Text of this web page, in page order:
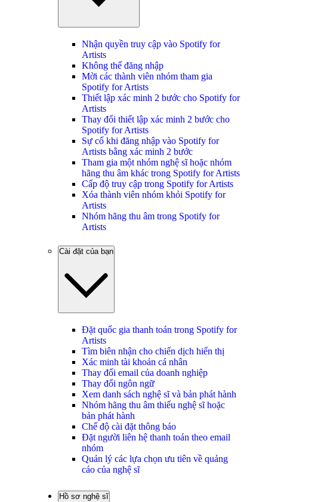
Nhận quyền truy cập vào Spotify for
Artists
Không thể đăng nhập
Mời các thành viên nhóm tham gia
Spotify for Artists
Thiết lập xác minh 2 bước cho Spotify for
Artists
Thay đổi thiết lập xác minh 2 bước cho
Spotify for Artists
Sự cố khi đăng nhập vào Spotify for
Artists bằng xác minh 2 bước
Tham gia một nhóm nghệ sĩ hoặc nhóm
hãng thu âm khác trong Spotify for Artists
Cấp độ truy cập trong Spotify for Artists
Xóa thành viên nhóm khỏi Spotify for
Artists
Nhóm hãng thu âm trong Spotify for
Artists
Cài đặt của bạn
Đặt quốc gia thanh toán trong Spotify for
Artists
Tìm biên nhận cho chiến dịch hiển thị
Xác minh tài khoản cá nhân
Thay đổi email của doanh nghiệp
Thay đổi ngôn ngữ
Xem danh sách nghệ sĩ và bản phát hành
Nhóm hãng thu âm thiếu nghệ sĩ hoặc
bản phát hành
Chế độ cài đặt thông báo
Đặt người liên hệ thanh toán theo email
nhóm
Quản lý các lựa chọn ưu tiên về quảng
cáo của nghệ sĩ
Hồ sơ nghệ sĩ